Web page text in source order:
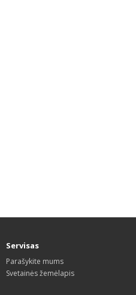
Servisas
Parašykite mums
Svetainės žemėlapis